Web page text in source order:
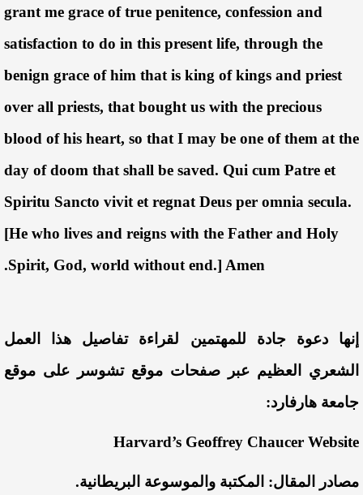
grant me grace of true penitence, confession and
satisfaction to do in this present life, through the
benign grace of him that is king of kings and priest
over all priests, that bought us with the precious
blood of his heart, so that I may be one of them at the
day of doom that shall be saved. Qui cum Patre et
Spiritu Sancto vivit et regnat Deus per omnia secula.
[He who lives and reigns with the Father and Holy
Spirit, God, world without end.] Amen.
إنها دعوة جادة للمهتمين لقراءة تفاصيل هذا
العمل
الشعري
العظيم عبر صفحات موقع تشوسر على موقع
جامعة هارفارد:
Harvard’s Geoffrey Chaucer Website
مصادر المقال: المكتبة والموسوعة البريطانية.